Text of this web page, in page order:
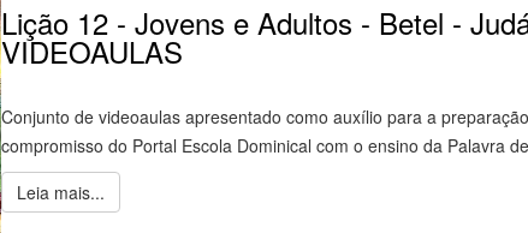
Lição 12 - Jovens e Adultos - Betel -
VIDEOAULAS
Conjunto de videoaulas apresentado como auxílio para a
compromisso do Portal Escola Dominical com o ensino da Palavra
Leia mais...